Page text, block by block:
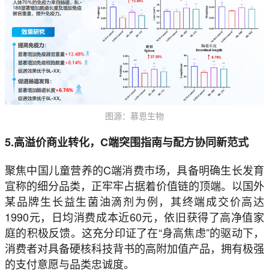
图源：慕恩生物
5.高溢价商业转化，C端突围指南与配方协同新范式
聚焦中国儿童营养的C端消费市场，具备明确生长发育
宣称的细分品类，正牢牢占据着价值链的顶端。以国外
某品牌生长益生菌油滴剂为例，其终端成交价高达
1990元，日均消费成本近60元，依旧获得了高净值家
庭的积极反馈。这充分印证了在“身高焦虑”的驱动下，
消费者对具备硬核科技背书的高附加值产品，拥有极强
的支付意愿与品类忠诚度。